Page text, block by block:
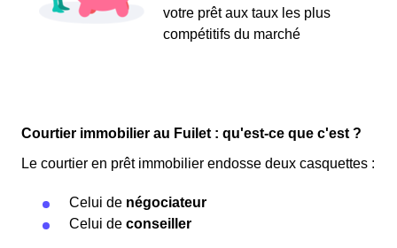
votre prêt aux taux les plus
compétitifs du marché
Courtier immobilier au Fuilet : qu'est-ce que c'est ?
Le courtier en prêt immobilier endosse deux casquettes :
Celui de négociateur
Celui de conseiller